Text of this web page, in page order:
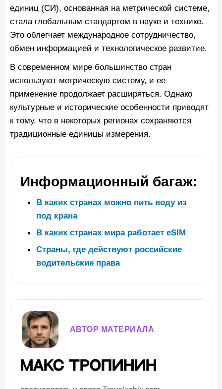
единиц (СИ), основанная на метрической системе,
стала глобальным стандартом в науке и технике.
Это облегчает международное сотрудничество,
обмен информацией и технологическое развитие.
В современном мире большинство стран
используют метрическую систему, и ее
применение продолжает расширяться. Однако
культурные и исторические особенности приводят
к тому, что в некоторых регионах сохраняются
традиционные единицы измерения.
Информационный багаж:
В каких странах можно пить воду из
под крана
В каких странах мира работает eSIM
Страны, где действуют российские
водительские права
АВТОР МАТЕРИАЛА
Макс Тропинин